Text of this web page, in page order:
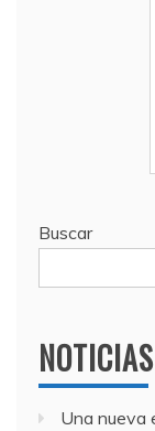
Buscar
Una nueva